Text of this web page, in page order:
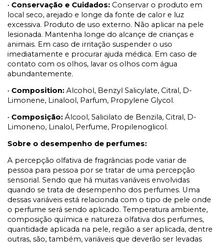
• Conservação e Cuidados: Conservar o produto em
local seco, arejado e longe da fonte de calor e luz
excessiva. Produto de uso externo. Não aplicar na pele
lesionada. Mantenha longe do alcançe de crianças e
animais. Em caso de irritação suspender o uso
imediatamente e procurar ajuda médica. Em caso de
contato com os olhos, lavar os olhos com água
abundantemente.
• Composition: Alcohol, Benzyl Salicylate, Citral, D-
Limonene, Linalool, Parfum, Propylene Glycol.
• Composição: Álcool, Salicilato de Benzila, Citral, D-
Limoneno, Linalol, Perfume, Propilenoglicol.
Sobre o desempenho de perfumes:
A percepção olfativa de fragrâncias pode variar de
pessoa para pessoa por se tratar de uma percepção
sensorial. Sendo que há muitas variáveis envolvidas
quando se trata de desempenho dos perfumes. Uma
dessas variáveis está relacionda com o tipo de pele onde
o perfume será sendo aplicado. Temperatura ambiente,
composição química e natureza olfativa dos perfumes,
quantidade aplicada na pele, região a ser aplicada, dentre
outras, são, também, variáveis que deverão ser levadas